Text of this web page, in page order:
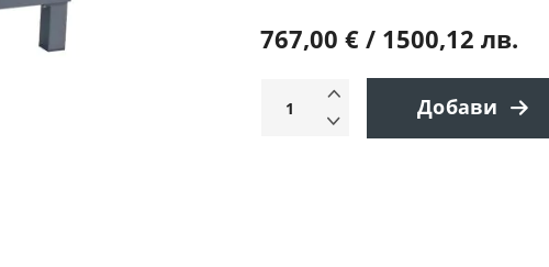
767,00 € / 1500,12 лв.
Добави